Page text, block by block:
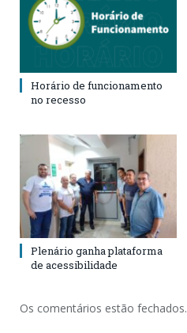
Horário de funcionamento
no recesso
Plenário ganha plataforma
de acessibilidade
Os comentários estão fechados.